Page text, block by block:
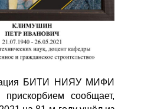
БИТИ НИЯУ МИФИ
прискорбием сообщает,